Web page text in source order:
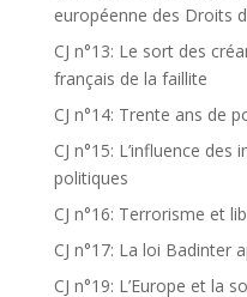
européenne des Droits
CJ n°13: Le sort des
français de la faillite
CJ n°14: Trente ans de
CJ n°15: L’influence
politiques
CJ n°16: Terrorisme et
CJ n°17: La loi Badinter
CJ n°19: L’Europe et la